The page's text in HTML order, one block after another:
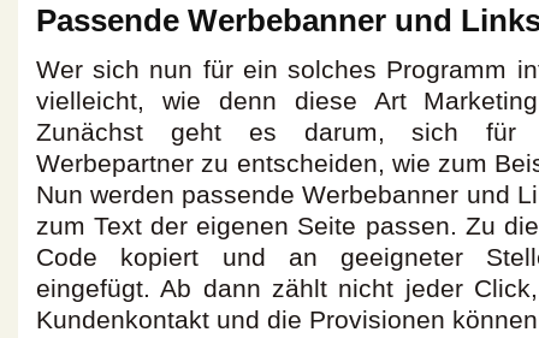
Passende Werbebanner und
Wer sich nun für ein solches Programm
vielleicht, wie denn diese Art
Zunächst geht es darum, sich für
Werbepartner zu entscheiden, wie zum
Nun werden passende Werbebanner und
zum Text der eigenen Seite passen. Zu
Code kopiert und an geeigneter
eingefügt. Ab dann zählt nicht jeder
Kundenkontakt und die Provisionen